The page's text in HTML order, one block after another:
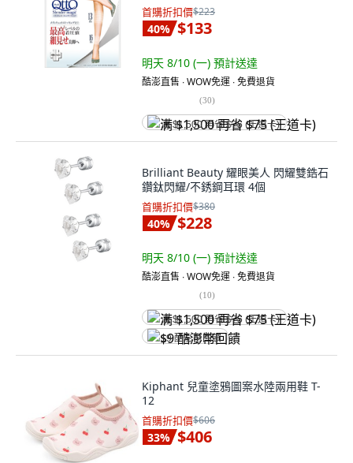
首購折扣價$223
40% $133
明天 8/10 (一) 預計送達
酷澎直售 ∙ WOW免運 ∙ 免費退貨
(30)
满 $1,500 再省 $75 (王道卡)
Brilliant Beauty 耀眼美人 閃耀雙鋯石
鑽鈦閃耀/不銹鋼耳環 4個
首購折扣價$380
40% $228
明天 8/10 (一) 預計送達
酷澎直售 ∙ WOW免運 ∙ 免費退貨
(10)
满 $1,500 再省 $75 (王道卡)
$9 酷澎幣回饋
Kiphant 兒童塗鴉圖案水陸兩用鞋 T-
12
首購折扣價$606
33% $406